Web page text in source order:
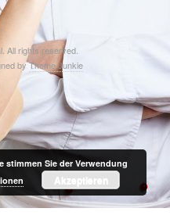
. All rights reserved.
byTheme Junkie
stimmen Sie der Verwendung
Akzeptieren